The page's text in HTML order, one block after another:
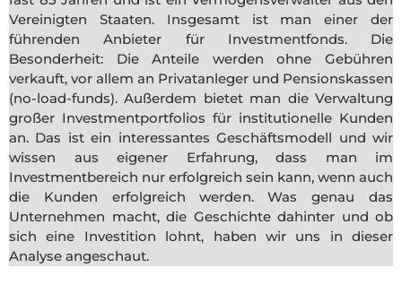
Vereinigten Staaten. Insgesamt ist man einer der
führenden Anbieter für Investmentfonds. Die
Besonderheit: Die Anteile werden ohne Gebühren
verkauft, vor allem an Privatanleger und Pensionskassen
(no-load-funds). Außerdem bietet man die Verwaltung
großer Investmentportfolios für institutionelle Kunden
an. Das ist ein interessantes Geschäftsmodell und wir
wissen aus eigener Erfahrung, dass man im
Investmentbereich nur erfolgreich sein kann, wenn auch
die Kunden erfolgreich werden. Was genau das
Unternehmen macht, die Geschichte dahinter und ob
sich eine Investition lohnt, haben wir uns in dieser
Analyse angeschaut.